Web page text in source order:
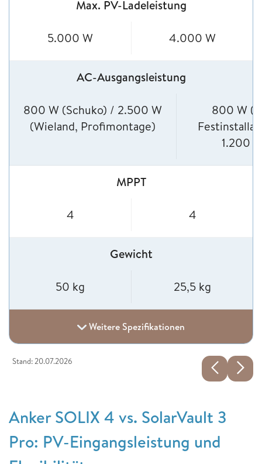
Max. PV-Ladeleistung
5.000 W 4.000 W
AC-Ausgangsleistung
800 W (Schuko) / 2.500 W
(Wieland, Profimontage)
800 W
1.200
MPPT
4 4
Gewicht
50 kg 25,5 kg
Weitere Spezifikationen
Stand: 20.07.2026
Anker SOLIX 4 vs. SolarVault 3
Pro: PV-Eingangsleistung und